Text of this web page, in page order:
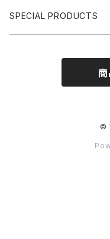
日本語ラップ CLASSIC
パチソン/AUDIO CHECK/
BOOK
SPECIAL PRODUCTS
©